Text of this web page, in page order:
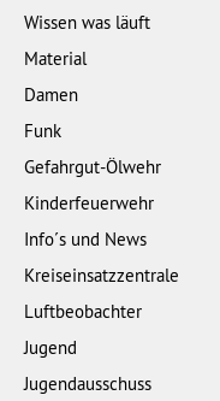
Wissen was läuft
Material
Damen
Funk
Gefahrgut-Ölwehr
Kinderfeuerwehr
Info´s und News
Kreiseinsatzzentrale
Luftbeobachter
Jugend
Jugendausschuss